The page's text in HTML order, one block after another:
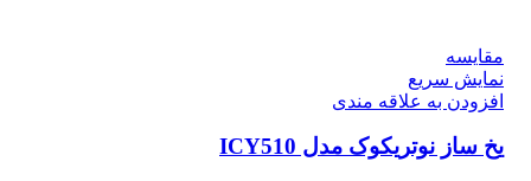
مقايسه
نمایش سریع
افزودن به علاقه مندی
یخ ساز نوتریکوک مدل ICY510